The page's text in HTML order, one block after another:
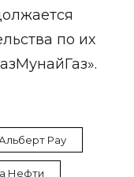
по их
Рау
Нефти